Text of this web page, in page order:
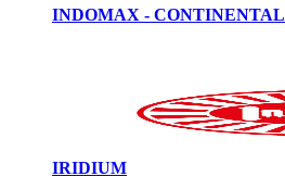
INDOMAX - CONTINENTAL
IRIDIUM